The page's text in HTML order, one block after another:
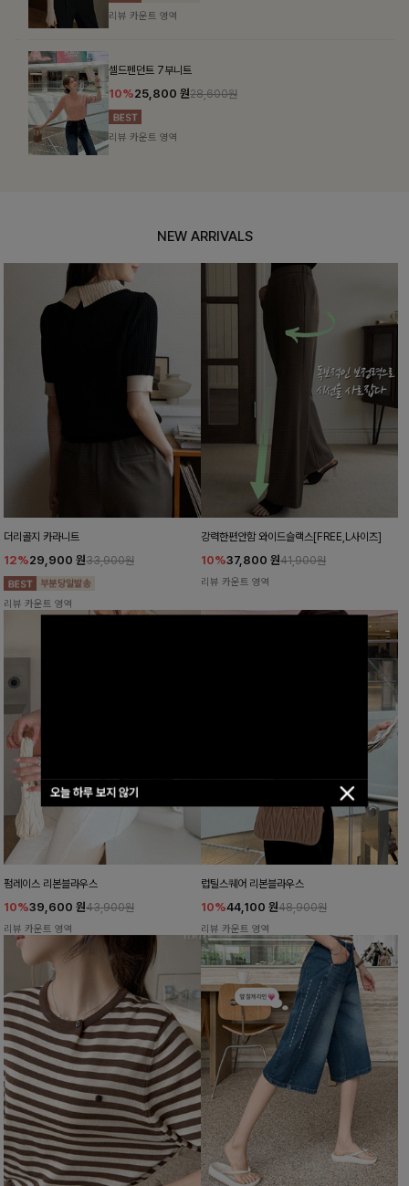
오늘 하루 보지 않기
리뷰 카운트 영역
셀드펜던트 7부니트
10%25,800원 28,600원
리뷰 카운트 영역
NEW ARRIVALS
더리골지 카라니트
12%29,900 원33,900원
리뷰 카운트 영역
강력한편안함 와이드슬랙스[FREE,L사이즈]
10%37,800 원41,900원
리뷰 카운트 영역
펌레이스 리본블라우스
10%39,600 원43,900원
리뷰 카운트 영역
럽틸스퀘어 리본블라우스
10%44,100 원48,900원
리뷰 카운트 영역